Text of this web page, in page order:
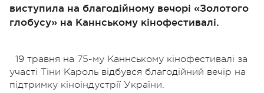
виступила на благодійному вечорі «Золотого
глобусу» на Каннському кінофестивалі.
19 травня на 75-му Каннському кінофестивалі за
участі Тіни Кароль відбувся благодійний вечір на
підтримку кіноіндустрії України.